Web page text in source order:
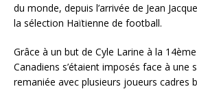
du monde, depuis l’arrivée de Jean
la sélection Haïtienne de football.
Grâce à un but de Cyle Larine à la
Canadiens s’étaient imposés face à une
remaniée avec plusieurs joueurs cadres